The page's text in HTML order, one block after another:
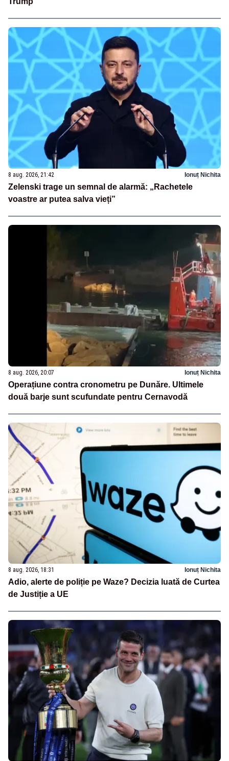
8 aug. 2026, 21:42 Ionuț Nichita
Zelenski trage un semnal de alarmă: „Rachetele
voastre ar putea salva vieți”
8 aug. 2026, 20:07 Ionuț Nichita
Operațiune contra cronometru pe Dunăre. Ultimele
două barje sunt scufundate pentru Cernavodă
8 aug. 2026, 18:31 Ionuț Nichita
Adio, alerte de poliție pe Waze? Decizia luată de Curtea
de Justiție a UE